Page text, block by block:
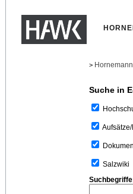
>
Suche in
Salzwiki